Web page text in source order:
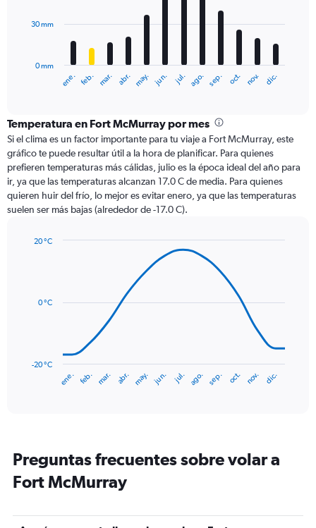
The
categories.
Range:
12
categories.
chart
has
1
axis
ene. feb. mar. abr. may. jun. jul. ago. sep. oct. nov. dic.
0 mm
30 mm
Temperatura en Fort McMurray por mes
Si el clima es un factor importante para tu viaje a Fort McMurray, este
gráfico te puede resultar útil a la hora de planificar. Para quienes
prefieren temperaturas más cálidas, julio es la época ideal del año para
ir, ya que las temperaturas alcanzan 17.0 C de media. Para quienes
quieren huir del frío, lo mejor es evitar enero, ya que las temperaturas
suelen ser más bajas (alrededor de -17.0 C).
data
has
14
categories.
The
has
ene. feb. mar. abr. may. jun. jul. ago. sep. oct. nov. dic.
-20 °C
0 °C
20 °C
Preguntas frecuentes sobre volar a
Fort McMurray